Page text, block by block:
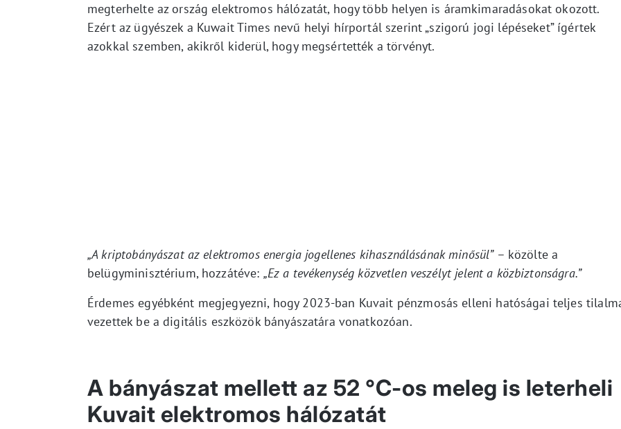
megterhelte az ország elektromos hálózatát, hogy több helyen is áramkimaradásokat okozott.
Ezért az ügyészek a Kuwait Times nevű helyi hírportál szerint „szigorú jogi lépéseket” ígértek
azokkal szemben, akikről kiderül, hogy megsértették a törvényt.
„A kriptobányászat az elektromos energia jogellenes kihasználásának minősül”– közölte a
belügyminisztérium, hozzátéve: „Ez a tevékenység közvetlen veszélyt jelent a közbiztonságra.”
Érdemes egyébként megjegyezni, hogy 2023-ban Kuvait pénzmosás elleni hatóságai teljes
vezettek be a digitális eszközök bányászatára vonatkozóan.
A bányászat mellett az 52 °C-os meleg is leterheli
Kuvait elektromos hálózatát